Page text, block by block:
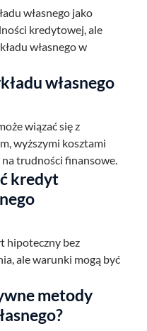
własnego jako
kredytowej, ale
własnego w
własnego
wiązać się z
wyższymi kosztami
trudności finansowe.
kredyt
hipoteczny bez
ale warunki mogą być
metody